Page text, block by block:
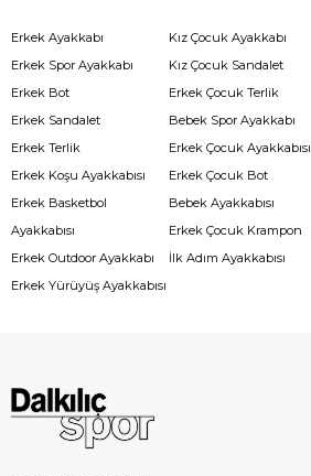
Erkek Ayakkabı
Erkek Spor Ayakkabı
Erkek Bot
Erkek Sandalet
Erkek Terlik
Erkek Koşu Ayakkabısı
Erkek Basketbol
Ayakkabısı
Erkek Outdoor Ayakkabı
Erkek Yürüyüş Ayakkabısı
Kız Çocuk Ayakkabı
Kız Çocuk Sandalet
Erkek Çocuk Terlik
Bebek Spor Ayakkabı
Erkek Çocuk Ayakkabısı
Erkek Çocuk Bot
Bebek Ayakkabısı
Erkek Çocuk Krampon
İlk Adım Ayakkabısı